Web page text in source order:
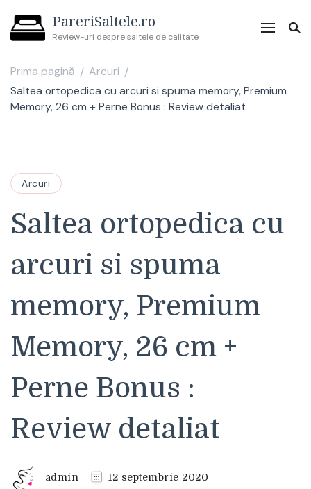
PareriSaltele.ro
Review-uri despre saltele de calitate
Prima pagină / Arcuri /
Saltea ortopedica cu arcuri si spuma memory, Premium
Memory, 26 cm + Perne Bonus : Review detaliat
Arcuri
Saltea ortopedica cu
arcuri si spuma
memory, Premium
Memory, 26 cm +
Perne Bonus :
Review detaliat
admin 12 septembrie 2020